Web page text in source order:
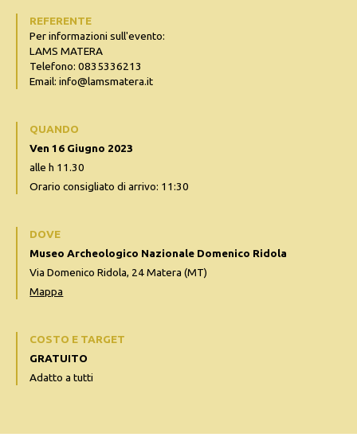
REFERENTE
Per informazioni sull'evento:
LAMS MATERA
Telefono: 0835336213
Email: info@lamsmatera.it
QUANDO
Ven 16 Giugno 2023
alle h 11.30
Orario consigliato di arrivo: 11:30
DOVE
Museo Archeologico Nazionale Domenico Ridola
Via Domenico Ridola, 24 Matera (MT)
Mappa
COSTO E TARGET
GRATUITO
Adatto a tutti